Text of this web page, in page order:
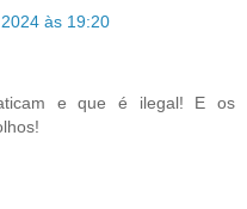
às 19:20
e que é ilegal! E os